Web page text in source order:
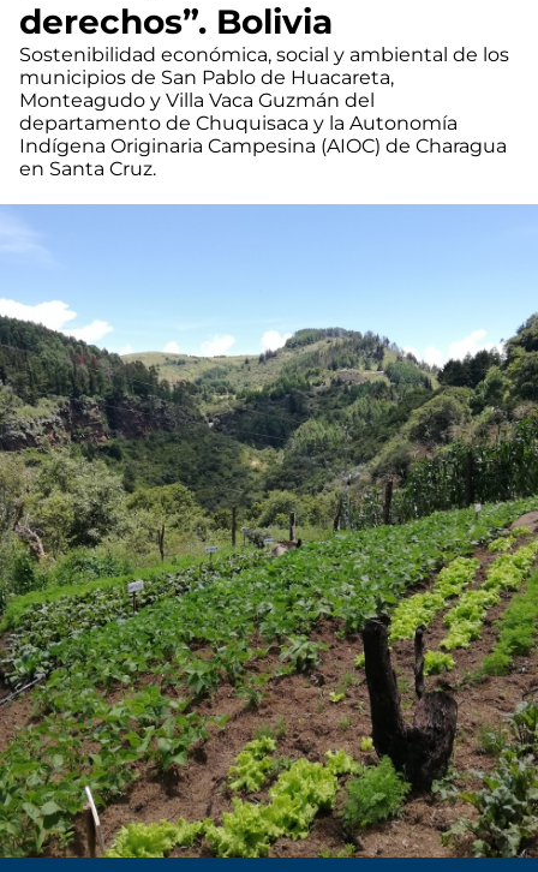
derechos”. Bolivia
Sostenibilidad económica, social y ambiental de los
municipios de San Pablo de Huacareta,
Monteagudo y Villa Vaca Guzmán del
departamento de Chuquisaca y la Autonomía
Indígena Originaria Campesina (AIOC) de Charagua
en Santa Cruz.